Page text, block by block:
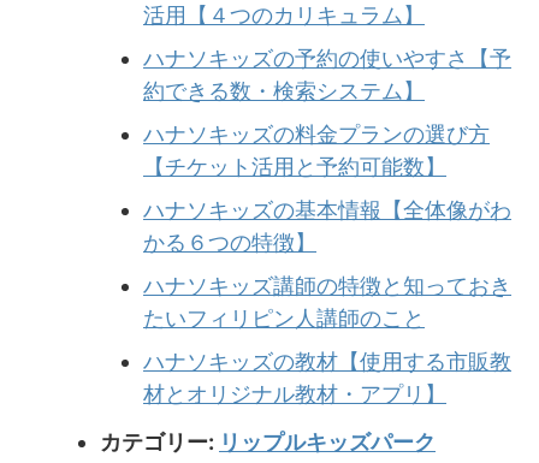
活用【４つのカリキュラム】
ハナソキッズの予約の使いやすさ【予
約できる数・検索システム】
ハナソキッズの料金プランの選び方
【チケット活用と予約可能数】
ハナソキッズの基本情報【全体像がわ
かる６つの特徴】
ハナソキッズ講師の特徴と知っておき
たいフィリピン人講師のこと
ハナソキッズの教材【使用する市販教
材とオリジナル教材・アプリ】
カテゴリー: リップルキッズパーク